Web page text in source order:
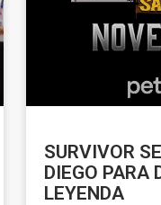
SURVIVOR
DIEGO PARA
LEYENDA